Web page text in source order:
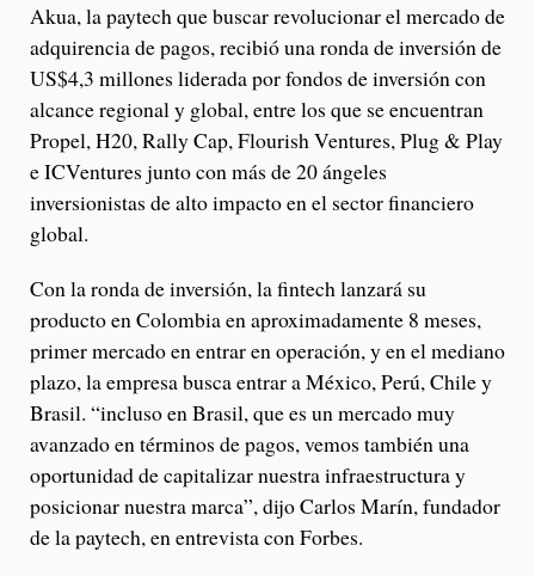
Akua, la paytech que buscar revolucionar el mercado de
adquirencia de pagos, recibió una ronda de inversión de
US$4,3 millones liderada por fondos de inversión con
alcance regional y global, entre los que se encuentran
Propel, H20, Rally Cap, Flourish Ventures, Plug & Play
e ICVentures junto con más de 20 ángeles
inversionistas de alto impacto en el sector financiero
global.
Con la ronda de inversión, la fintech lanzará su
producto en Colombia en aproximadamente 8 meses,
primer mercado en entrar en operación, y en el mediano
plazo, la empresa busca entrar a México, Perú, Chile y
Brasil. “incluso en Brasil, que es un mercado muy
avanzado en términos de pagos, vemos también una
oportunidad de capitalizar nuestra infraestructura y
posicionar nuestra marca”, dijo Carlos Marín, fundador
de la paytech, en entrevista con Forbes.